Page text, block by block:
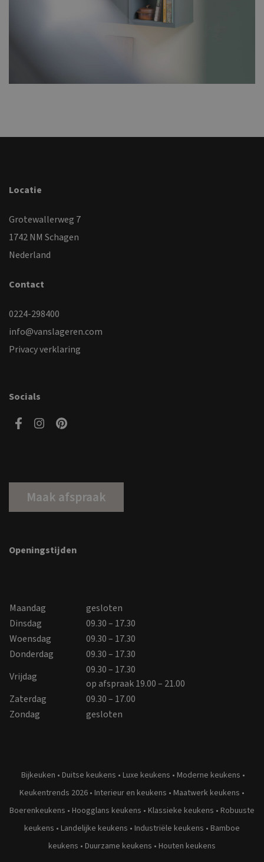
Locatie
Grotewallerweg 7
1742 NM Schagen
Nederland
Contact
0224-298400
info@vanslageren.com
Privacy verklaring
Socials
Maak afspraak
Openingstijden
Maandag
gesloten
Dinsdag
09.30 – 17.30
Woensdag
09.30 – 17.30
Donderdag
09.30 – 17.30
Vrijdag
09.30 – 17.30
op afspraak 19.00 – 21.00
Zaterdag
09.30 – 17.00
Zondag
gesloten
Bijkeuken • Duitse keukens • Luxe keukens • Moderne keukens •
Keukentrends 2026 • Interieur en keukens • Maatwerk keukens •
Boerenkeukens • Hoogglans keukens • Klassieke keukens • Robuuste
keukens • Landelijke keukens • Industriële keukens • Bamboe
keukens • Duurzame keukens • Houten keukens